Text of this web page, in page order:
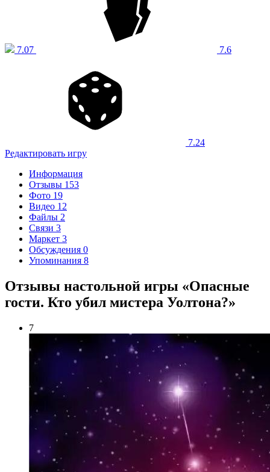
7.07 7.6
7.24
Редактировать игру
Информация
Отзывы 153
Фото 19
Видео 12
Файлы 2
Связи 3
Маркет 3
Обсуждения 0
Упоминания 8
Отзывы настольной игры «Опасные
гости. Кто убил мистера Уолтона?»
7